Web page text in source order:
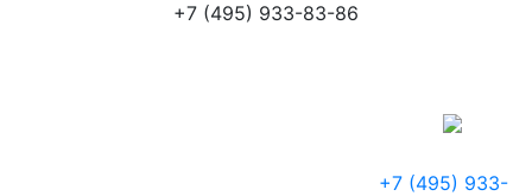
+7 (495) 933-83-86
+7 (495) 933-